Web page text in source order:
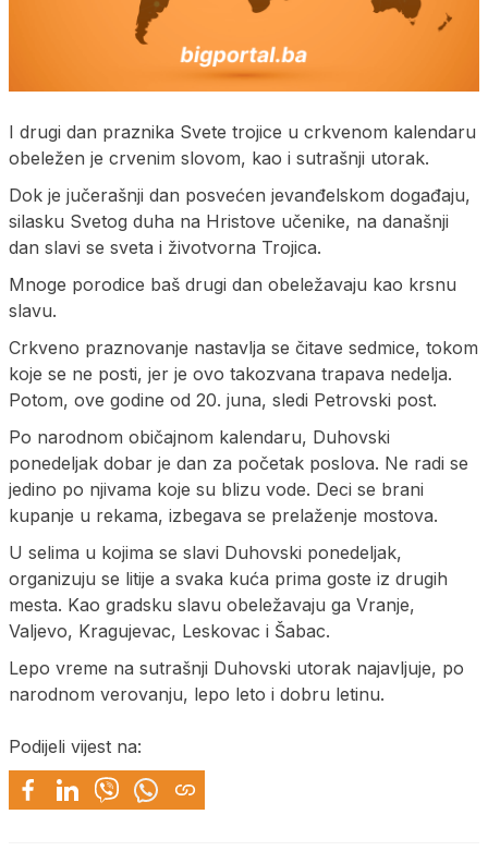
I drugi dan praznika Svete trojice u crkvenom kalendaru
obeležen je crvenim slovom, kao i sutrašnji utorak.
Dok je jučerašnji dan posvećen jevanđelskom događaju,
silasku Svetog duha na Hristove učenike, na današnji
dan slavi se sveta i životvorna Trojica.
Mnoge porodice baš drugi dan obeležavaju kao krsnu
slavu.
Crkveno praznovanje nastavlja se čitave sedmice, tokom
koje se ne posti, jer je ovo takozvana trapava nedelja.
Potom, ove godine od 20. juna, sledi Petrovski post.
Po narodnom običajnom kalendaru, Duhovski
ponedeljak dobar je dan za početak poslova. Ne radi se
jedino po njivama koje su blizu vode. Deci se brani
kupanje u rekama, izbegava se prelaženje mostova.
U selima u kojima se slavi Duhovski ponedeljak,
organizuju se litije a svaka kuća prima goste iz drugih
mesta. Kao gradsku slavu obeležavaju ga Vranje,
Valjevo, Kragujevac, Leskovac i Šabac.
Lepo vreme na sutrašnji Duhovski utorak najavljuje, po
narodnom verovanju, lepo leto i dobru letinu.
Podijeli vijest na: